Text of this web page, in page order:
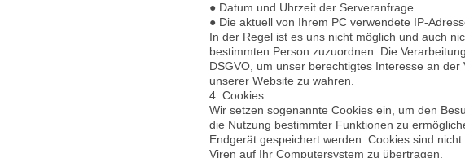
● Datum und Uhrzeit der Serveranfrage
● Die aktuell von Ihrem PC verwendete IP-
In der Regel ist es uns nicht möglich und auch
bestimmten Person zuzuordnen. Die
DSGVO, um unser berechtigtes Interesse an
unserer Website zu wahren.
4. Cookies
Wir setzen sogenannte Cookies ein, um den
die Nutzung bestimmter Funktionen zu
Endgerät gespeichert werden. Cookies sind
Viren auf Ihr Computersystem zu übertragen.